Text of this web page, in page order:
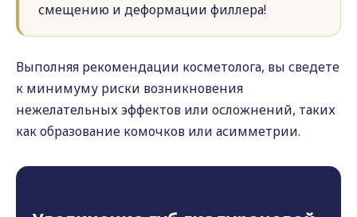
смещению и деформации филлера!
Выполняя рекомендации косметолога, вы сведете
к минимуму риски возникновения
нежелательных эффектов или осложнений, таких
как образование комочков или асимметрии.